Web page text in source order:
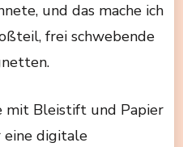
und das mache ich
frei schwebende
mit Bleistift und Papier
eine digitale